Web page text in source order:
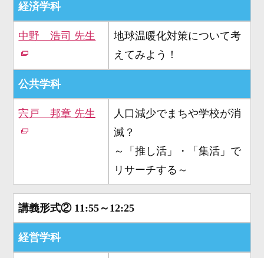
経済学科
中野 浩司 先生
地球温暖化対策について考
えてみよう！
公共学科
宍戸 邦章 先生
人口減少でまちや学校が消
滅？
～「推し活」・「集活」で
リサーチする～
講義形式②11:55～12:25
経営学科